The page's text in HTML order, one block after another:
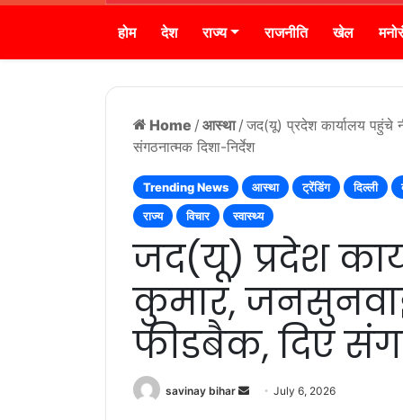
होम देश राज्य राजनीति खेल
Home / आस्था / जद(यू) प्रदेश कार्यालय पहुंचे
संगठनात्मक दिशा-निर्देश
Trending News आस्था ट्रेंडिंग दिल्ली
राज्य
विचार स्वास्थ्य
जद(यू) प्रदेश
कुमार,
फीडबैक, दिए
savinay bihar
SendJuly 6, 2026